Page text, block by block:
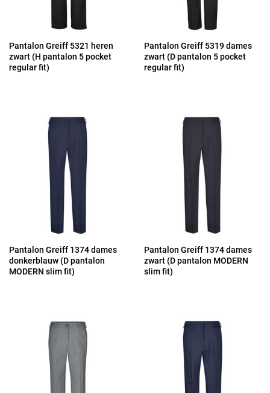
Pantalon Greiff 5321 heren
zwart (H pantalon 5 pocket
regular fit)
Pantalon Greiff 5319 dames
zwart (D pantalon 5 pocket
regular fit)
Pantalon Greiff 1374 dames
donkerblauw (D pantalon
MODERN slim fit)
Pantalon Greiff 1374 dames
zwart (D pantalon MODERN
slim fit)